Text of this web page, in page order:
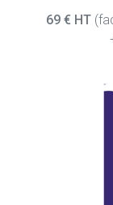
69 € HT